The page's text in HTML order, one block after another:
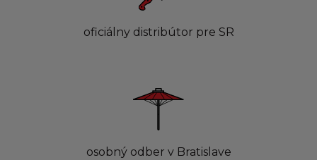
oficiálny distribútor pre SR
osobný odber v Bratislave